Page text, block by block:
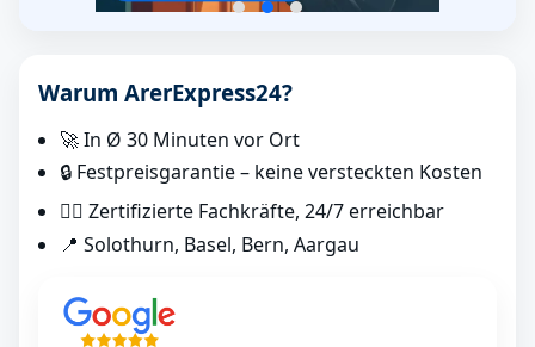
Warum ArerExpress24?
🚀 In Ø 30 Minuten vor Ort
🔒 Festpreisgarantie – keine versteckten Kosten
👷‍♂️ Zertifizierte Fachkräfte, 24/7 erreichbar
📍 Solothurn, Basel, Bern, Aargau